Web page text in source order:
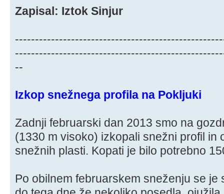
Zapisal: Iztok Sinjur
--
Izkop snežnega profila na Pokljuki
Zadnji februarski dan 2013 smo na
(1330 m visoko) izkopali snežni profil in
snežnih plasti. Kopati je bilo potrebno
Po obilnem februarskem sneženju se je